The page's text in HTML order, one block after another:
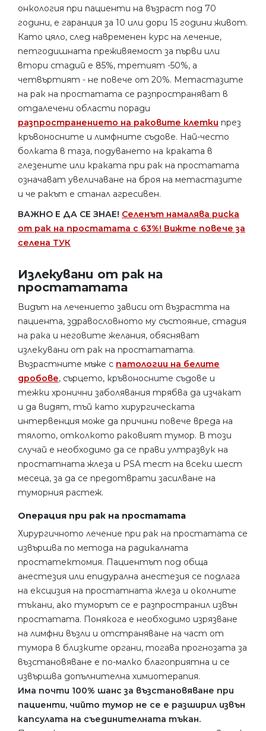
онкология при пациенти на възраст под 70
години, е гаранция за 10 или дори 15 години живот.
Като цяло, след навременен курс на лечение,
петгодишната преживяемост за първи или
втори стадий е 85%, третият -50%, а
четвъртият - не повече от 20%. Метастазите
на рак на простатата се разпространяват в
отдалечени области поради
разпространението на раковите клетки през
кръвоносните и лимфните съдове. Най-често
болката в таза, подуването на краката в
глезените или краката при рак на простатата
означават увеличаване на броя на метастазите
и че ракът е станал агресивен.
ВАЖНО Е ДА СЕ ЗНАЕ! Селенът намалява риска
от рак на простатата с 63%! Вижте повече за
селена ТУК
Излекувани от рак на
простататата
Видът на лечението зависи от възрастта на
пациента, здравословното му състояние, стадия
на рака и неговите желания, обясняват
излекувани от рак на простататата.
Възрастните мъже с патологии на белите
дробове, сърцето, кръвоносните съдове и
тежки хронични заболявания трябва да изчакат
и да видят, тъй като хирургическата
интервенция може да причини повече вреда на
тялото, отколкото раковият тумор. В този
случай е необходимо да се прави ултразвук на
простатната жлеза и PSA тест на всеки шест
месеца, за да се предотврати засилване на
туморния растеж.
Операция при рак на простатата
Хирургичното лечение при рак на простатата се
извършва по метода на радикалната
простатектомия. Пациентът под обща
анестезия или епидурална анестезия се подлага
на ексцизия на простатната жлеза и околните
тъкани, ако туморът се е разпространил извън
простатата. Понякога е необходимо изрязване
на лимфни възли и отстраняване на част от
тумора в близките органи, тогава прогнозата за
възстановяване е по-малко благоприятна и се
извършва допълнителна химиотерапия.
Има почти 100% шанс за възстановяване при
пациенти, чийто тумор не се е разширил извън
капсулата на съединителната тъкан.